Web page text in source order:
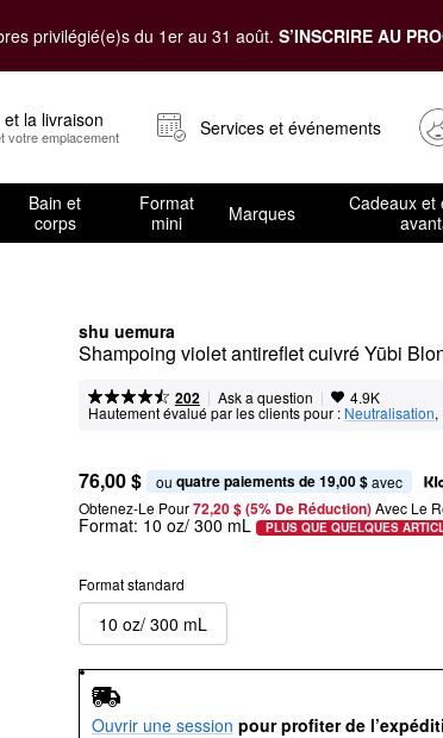
privilégié(e)s du 1er au 31 août. S’INSCRIRE AU
la livraison
votre emplacement Services et événements
Bain et
corps
Format
mini
Marques
Cadeaux et
shu uemura
Shampoing violet antireflet cuivré Yūbi
202 | Ask a question | 4.9K
Hautement évalué par les clients pour : Neutralisation,
76,00 $ ou quatre paiements de 19,00 $ avec
Obtenez-Le Pour72,20 $ (5% De Réduction) Avec Le
Format: 10 oz/ 300 mL PLUS QUE QUELQUES
Format standard
10 oz/ 300 mL
Ouvrir une session pour profiter de